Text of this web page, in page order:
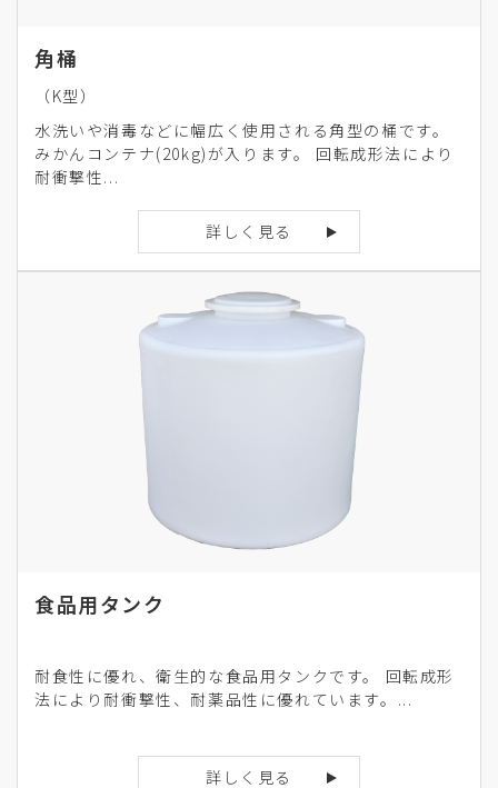
角桶
（K型）
水洗いや消毒などに幅広く使用される角型の桶です。
みかんコンテナ(20kg)が入ります。 回転成形法により
耐衝撃性...
詳しく見る
食品用タンク
耐食性に優れ、衛生的な食品用タンクです。 回転成形
法により耐衝撃性、耐薬品性に優れています。...
詳しく見る